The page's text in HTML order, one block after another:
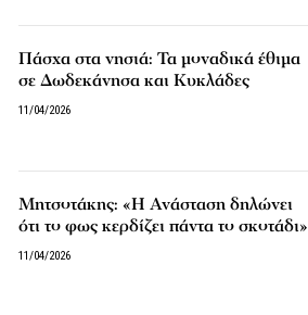
Πάσχα στα νησιά: Τα μοναδικά έθιμα
σε Δωδεκάνησα και Κυκλάδες
11/04/2026
Μητσοτάκης: «Η Ανάσταση δηλώνει
ότι το φως κερδίζει πάντα το σκοτάδι»
11/04/2026